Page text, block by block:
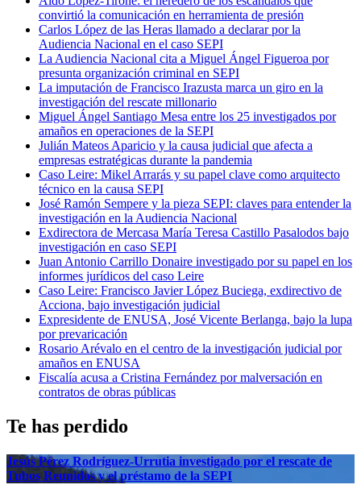
convirtió la comunicación en herramienta de presión
Carlos López de las Heras llamado a declarar por la
Audiencia Nacional en el caso SEPI
La Audiencia Nacional cita a Miguel Ángel Figueroa por
presunta organización criminal en SEPI
La imputación de Francisco Irazusta marca un giro en la
investigación del rescate millonario
Miguel Ángel Santiago Mesa entre los 25 investigados por
amaños en operaciones de la SEPI
Julián Mateos Aparicio y la causa judicial que afecta a
empresas estratégicas durante la pandemia
Caso Leire: Mikel Arrarás y su papel clave como arquitecto
técnico en la causa SEPI
José Ramón Sempere y la pieza SEPI: claves para entender la
investigación en la Audiencia Nacional
Exdirectora de Mercasa María Teresa Castillo Pasalodos bajo
investigación en caso SEPI
Juan Antonio Carrillo Donaire investigado por su papel en los
informes jurídicos del caso Leire
Caso Leire: Francisco Javier López Buciega, exdirectivo de
Acciona, bajo investigación judicial
Expresidente de ENUSA, José Vicente Berlanga, bajo la lupa
por prevaricación
Rosario Arévalo en el centro de la investigación judicial por
amaños en ENUSA
Fiscalía acusa a Cristina Fernández por malversación en
contratos de obras públicas
Te has perdido
Jesús Pérez Rodríguez-Urrutia investigado por el rescate de
Tubos Reunidos y el préstamo de la SEPI